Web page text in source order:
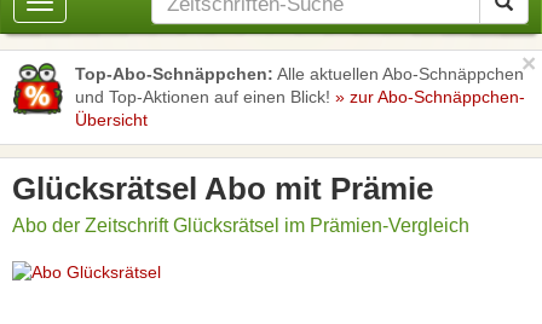
Toggle
navigation
Top-Abo-Schnäppchen: Alle aktuellen Abo-Schnäppchen
und Top-Aktionen auf einen Blick! » zur Abo-Schnäppchen-
Übersicht
×
Glücksrätsel Abo mit Prämie
Abo der Zeitschrift Glücksrätsel im Prämien-Vergleich